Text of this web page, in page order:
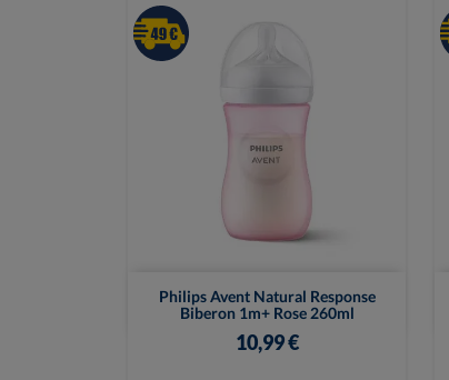
Philips Avent Natural Response
Biberon 1m+ Rose 260ml
10,99 €
Vue rapide